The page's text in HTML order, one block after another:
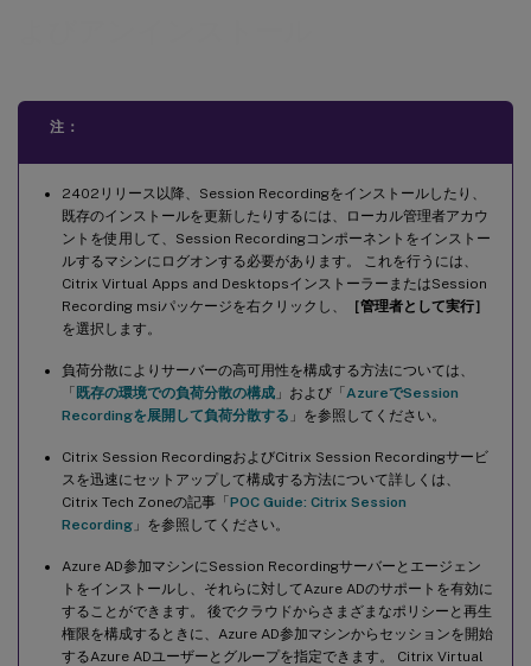
注：
2402リリース以降、Session Recordingをインストールしたり、
既存のインストールを更新したりするには、ローカル管理者アカウ
ントを使用して、Session Recordingコンポーネントをインストー
ルするマシンにログオンする必要があります。 これを行うには、
Citrix Virtual Apps and DesktopsインストーラーまたはSession
Recording msiパッケージを右クリックし、
［管理者として実行］
を選択します。
負荷分散によりサーバーの高可用性を構成する方法については、
「 既存の環境での負荷分散の構成 」および「AzureでSession
Recordingを展開して負荷分散する 」を参照してください。
Citrix Session RecordingおよびCitrix Session Recordingサービ
スを迅速にセットアップして構成する方法について詳しくは、
Citrix Tech Zoneの記事「POC Guide: Citrix Session
Recording 」を参照してください。
Azure AD参加マシンにSession Recordingサーバーとエージェン
トをインストールし、それらに対してAzure ADのサポートを有効に
することができます。 後でクラウドからさまざまなポリシーと再生
権限を構成するときに、Azure AD参加マシンからセッションを開始
するAzure ADユーザーとグループを指定できます。 Citrix Virtual
要件、準備、および制限
Azure SQL DatabaseにSession Recordingデータベースをインス
トールする
Azure SQL Managed InstanceまたはAWS RDSでのSession
Recordingデータベースのインストール
クラウドSQL Managed Instanceへのオンプレミスデータベース
の移行
Azure SQL Managed Instanceからオンプレミスデータベースへ
の実稼働データベースの移行
Azure VM上のSQL ServerでのSession Recordingデータベースの
インストール
Google Cloud SQL ServerでのSession Recordingデータベースの
Citrix Analytics for Securityとの統合
前提条件